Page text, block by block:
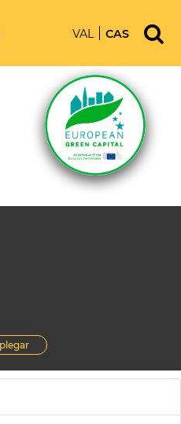
VAL CAS